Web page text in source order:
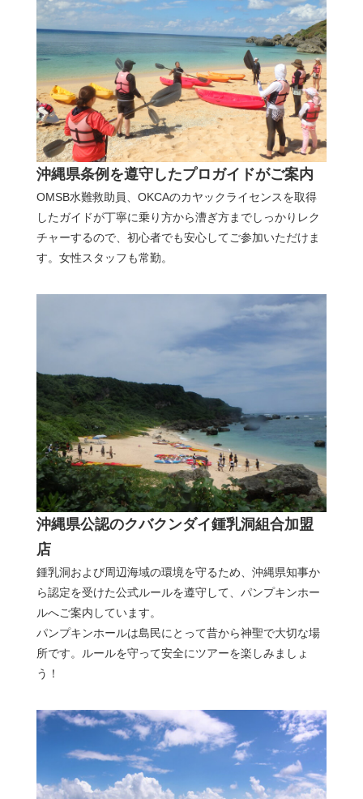
沖縄県条例を遵守したプロガイドがご案内
OMSB水難救助員、OKCAのカヤックライセンスを取得
したガイドが丁寧に乗り方から漕ぎ方までしっかりレク
チャーするので、初心者でも安心してご参加いただけま
す。女性スタッフも常勤。
沖縄県公認のクバクンダイ鍾乳洞組合加盟
店
鍾乳洞および周辺海域の環境を守るため、沖縄県知事か
ら認定を受けた公式ルールを遵守して、パンプキンホー
ルへご案内しています。
パンプキンホールは島民にとって昔から神聖で大切な場
所です。ルールを守って安全にツアーを楽しみましょ
う！